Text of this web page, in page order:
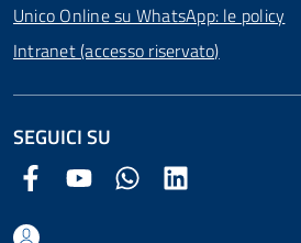
Unico Online su WhatsApp: le policy
Intranet (accesso riservato)
SEGUICI SU
Facebook Comune di Arezzo
Youtube Comune di Arezzo
Twitter Comune di